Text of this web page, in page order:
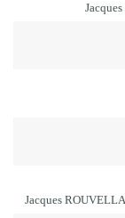
Jacques